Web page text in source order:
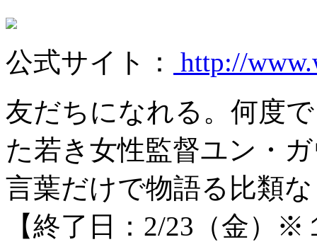
公式サイト：
http://
友だちになれる。何度
た若き女性監督ユン・
言葉だけで物語る比類
【終了日：2/23（金）※